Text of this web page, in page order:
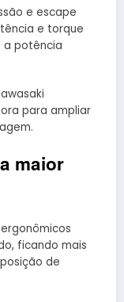
e escape
e torque
a potência
para ampliar
maior
ficando mais
de